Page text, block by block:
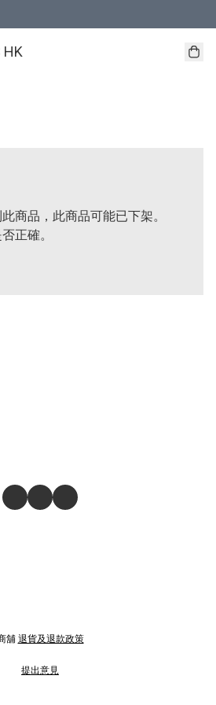
HK
商品，此商品可能已下架。
正確。
舖 退貨及退款政策
提出意見